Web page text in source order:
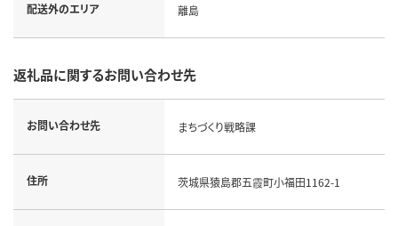
配送外のエリア 離島
返礼品に関するお問い合わせ先
お問い合わせ先 まちづくり戦略課
住所 茨城県猿島郡五霞町小福田1162-1